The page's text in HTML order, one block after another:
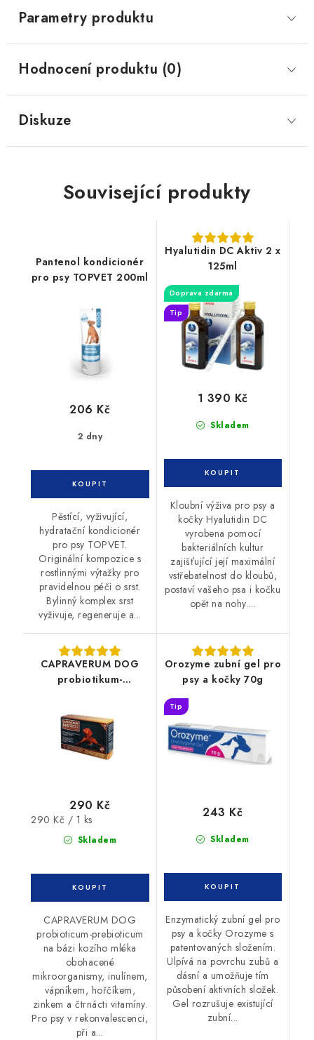
Parametry produktu
Hodnocení produktu (0)
Diskuze
Související produkty
Pantenol kondicionér
pro psy TOPVET 200ml
2 dny
206 Kč
Pěstící, vyživující,
hydratační kondicionér
pro psy TOPVET.
Originální kompozice s
rostlinnými výtažky pro
pravidelnou péči o srst.
Bylinný komplex srst
vyživuje, regeneruje a...
Hyalutidin DC Aktiv 2 x
125ml
Doprava zdarma
Tip
Skladem
1 390 Kč
Kloubní výživa pro psy a
kočky Hyalutidin DC
vyrobena pomocí
bakteriálních kultur
zajišťující její maximální
vstřebatelnost do kloubů,
postaví vašeho psa i kočku
opět na nohy....
CAPRAVERUM DOG
probiotikum-
Skladem
290 Kč
Měrná
290 Kč / 1 ks
CAPRAVERUM DOG
probioticum-prebioticum
na bázi kozího mléka
obohacené
mikroorganismy, inulínem,
vápníkem, hořčíkem,
zinkem a čtrnácti vitamíny.
Pro psy v rekonvalescenci,
při a...
Orozyme zubní gel pro
psy a kočky 70g
Tip
Skladem
243 Kč
Enzymatický zubní gel pro
psy a kočky Orozyme s
patentovaných složením.
Ulpívá na povrchu zubů a
dásní a umožňuje tím
působení aktivních složek.
Gel rozrušuje existující
zubní...